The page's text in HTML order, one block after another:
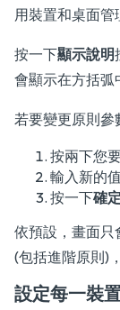
用裝置和桌面管
按一下顯示說明
會顯示在方括弧
若要變更原則參
按兩下您
輸入新的值
按一下確定
依預設，畫面只
(包括進階原則)
設定每一裝